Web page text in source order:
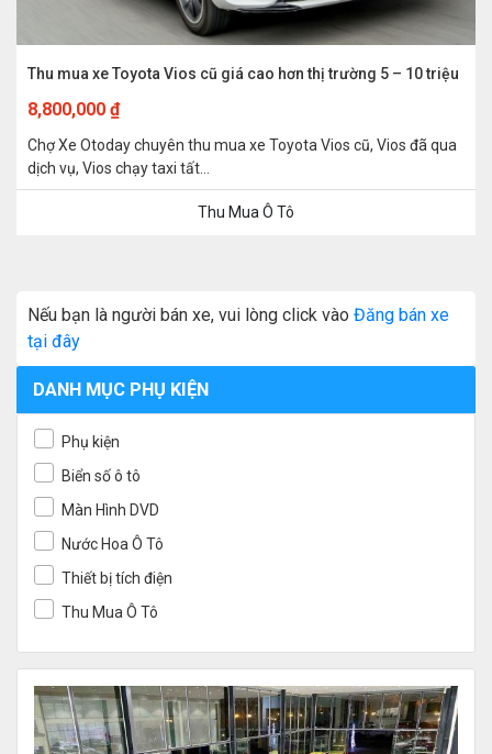
Thu mua xe Toyota Vios cũ giá cao hơn thị trường 5 – 10 triệu
8,800,000 ₫
Chợ Xe Otoday chuyên thu mua xe Toyota Vios cũ, Vios đã qua
dịch vụ, Vios chạy taxi tất...
Thu Mua Ô Tô
Nếu bạn là người bán xe, vui lòng click vào Đăng bán xe
tại đây
DANH MỤC PHỤ KIỆN
Phụ kiện
Biển số ô tô
Màn Hình DVD
Nước Hoa Ô Tô
Thiết bị tích điện
Thu Mua Ô Tô